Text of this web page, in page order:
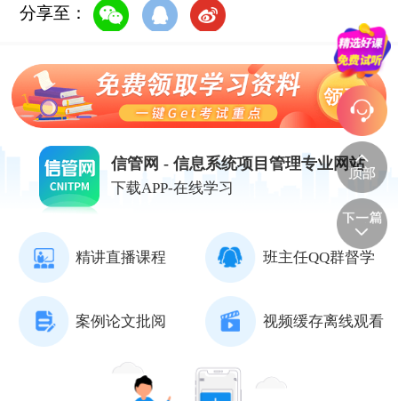
分享至：
信管网 - 信息系统项目管理专业网站
下载APP-在线学习
精讲直播课程 班主任QQ群督学
案例论文批阅 视频缓存离线观看